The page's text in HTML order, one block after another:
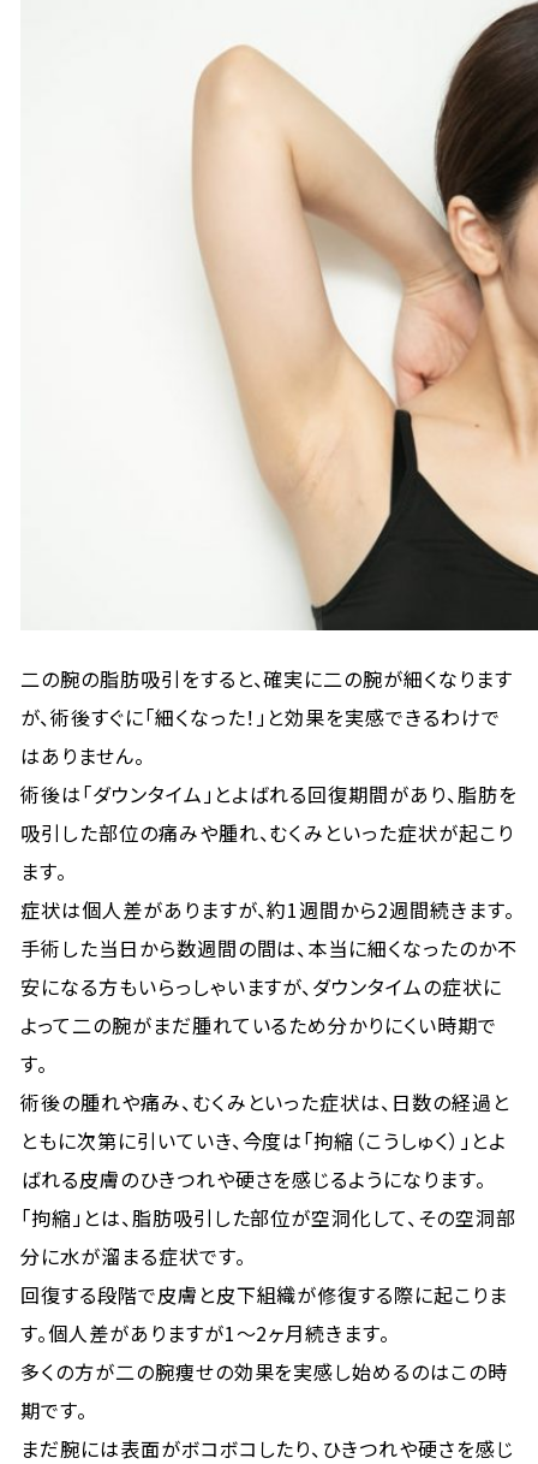
二の腕の脂肪吸引をすると、確実に二の腕が細くなります
が、術後すぐに「細くなった！」と効果を実感できるわけで
はありません。
術後は「ダウンタイム」とよばれる回復期間があり、脂肪を
吸引した部位の痛みや腫れ、むくみといった症状が起こり
ます。
症状は個人差がありますが、約1週間から2週間続きます。
手術した当日から数週間の間は、本当に細くなったのか不
安になる方もいらっしゃいますが、ダウンタイムの症状に
よって二の腕がまだ腫れているため分かりにくい時期で
す。
術後の腫れや痛み、むくみといった症状は、日数の経過と
ともに次第に引いていき、今度は「拘縮（こうしゅく）」とよ
ばれる皮膚のひきつれや硬さを感じるようになります。
「拘縮」とは、脂肪吸引した部位が空洞化して、その空洞部
分に水が溜まる症状です。
回復する段階で皮膚と皮下組織が修復する際に起こりま
す。個人差がありますが1〜2ヶ月続きます。
多くの方が二の腕痩せの効果を実感し始めるのはこの時
期です。
まだ腕には表面がボコボコしたり、ひきつれや硬さを感じ